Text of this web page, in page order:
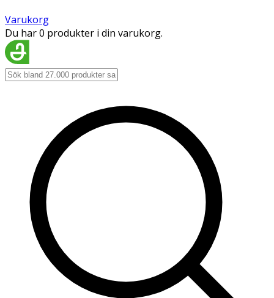
Varukorg
Du har 0 produkter i din varukorg.